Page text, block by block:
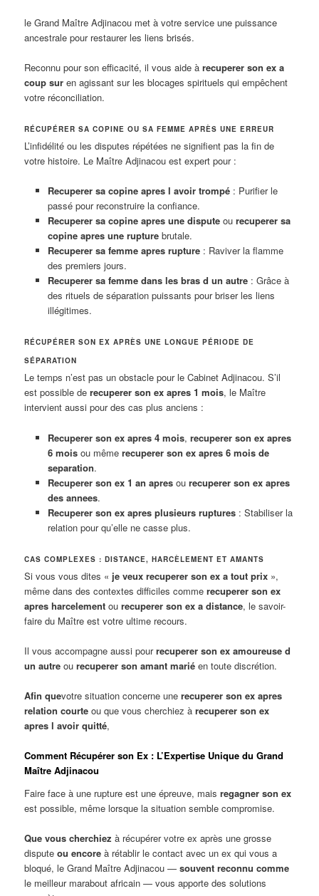
le Grand Maître Adjinacou met à votre service une puissance
ancestrale pour restaurer les liens brisés.
Reconnu pour son efficacité, il vous aide àrecuperer son ex a
coup sur en agissant sur les blocages spirituels qui empêchent
votre réconciliation.
RÉCUPÉRER SA COPINE OU SA FEMME APRÈS UNE ERREUR
L’infidélité ou les disputes répétées ne signifient pas la fin de
votre histoire. Le Maître Adjinacou est expert pour :
Recuperer sa copine apres l avoir trompé: Purifier le
passé pour reconstruire la confiance.
Recuperer sa copine apres une disputeou recuperer sa
copine apres une rupturebrutale.
Recuperer sa femme apres rupture: Raviver la flamme
des premiers jours.
Recuperer sa femme dans les bras d un autre: Grâce à
des rituels de séparation puissants pour briser les liens
illégitimes.
RÉCUPÉRER SON EX APRÈS UNE LONGUE PÉRIODE DE
SÉPARATION
Le temps n’est pas un obstacle pour le Cabinet Adjinacou. S’il
est possible derecuperer son ex apres 1 mois, le Maître
intervient aussi pour des cas plus anciens :
Recuperer son ex apres 4 mois, recuperer son ex apres
6 moisou même recuperer son ex apres 6 mois de
separation.
Recuperer son ex 1 an apresou recuperer son ex apres
des annees.
Recuperer son ex apres plusieurs ruptures: Stabiliser la
relation pour qu’elle ne casse plus.
CAS COMPLEXES : DISTANCE, HARCÈLEMENT ET AMANTS
Si vous vous dites « je veux recuperer son ex a tout prix »,
même dans des contextes difficiles commerecuperer son ex
apres harcelement ourecuperer son ex a distance, le savoir-
faire du Maître est votre ultime recours.
Il vous accompagne aussi pourrecuperer son ex amoureuse d
un autre ourecuperer son amant marié en toute discrétion.
Afin quevotre situation concerne unerecuperer son ex apres
relation courte ou que vous cherchiez àrecuperer son ex
apres l avoir quitté,
Comment Récupérer son Ex : L’Expertise Unique du Grand
Maître Adjinacou
Faire face à une rupture est une épreuve, maisregagner son ex
est possible, même lorsque la situation semble compromise.
Que vous cherchiez à récupérer votre ex après une grosse
disputeou encore à rétablir le contact avec un ex qui vous a
bloqué, le Grand Maître Adjinacou —souvent reconnu comme
le meilleur marabout africain — vous apporte des solutions